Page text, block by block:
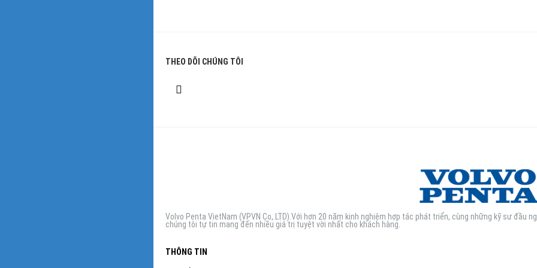
THEO DÕI CHÚNG TÔI
Volvo Penta VietNam (VPVN Co,.LTD).Với hơn 20 năm kinh nghiệm hợp tác phát triển, cùng những kỹ sư đầu
chúng tôi tự tin mang đến nhiều giá trị tuyệt vời nhất cho khách hàng.
THÔNG TIN